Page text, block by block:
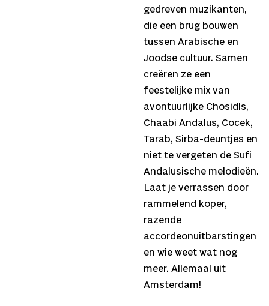
gedreven muzikanten,
die een brug bouwen
tussen Arabische en
Joodse cultuur. Samen
creëren ze een
feestelijke mix van
avontuurlijke Chosidls,
Chaabi Andalus, Cocek,
Tarab, Sirba-deuntjes en
niet te vergeten de Sufi
Andalusische melodieën.
Laat je verrassen door
rammelend koper,
razende
accordeonuitbarstingen
en wie weet wat nog
meer. Allemaal uit
Amsterdam!